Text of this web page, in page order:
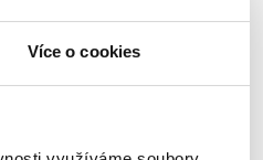
Více o cookies